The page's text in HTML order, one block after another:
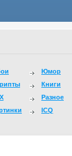
Юмор
Книги
Разное
ICQ